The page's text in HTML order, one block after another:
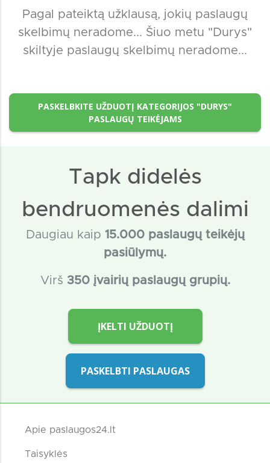
Pagal pateiktą užklausą, jokių paslaugų
skelbimų neradome... Šiuo metu "Durys"
skiltyje paslaugų skelbimų neradome...
PASKELBKITE UŽDUOTĮ KATEGORIJOS "DURYS"
PASLAUGŲ TEIKĖJAMS
Tapk didelės
bendruomenės dalimi
Daugiau kaip 15.000 paslaugų teikėjų
pasiūlymų.
Virš 350 įvairių paslaugų grupių.
ĮKELTI UŽDUOTĮ
PASKELBTI PASLAUGAS
Apie paslaugos24.lt
Taisyklės